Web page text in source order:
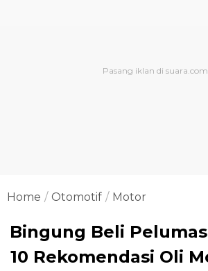
Home Otomotif Motor
Bingung Beli
10 Rekomendasi Oli